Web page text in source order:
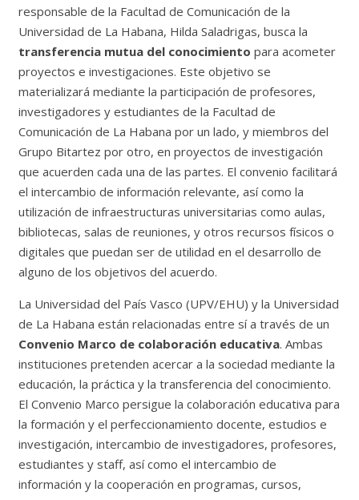
responsable de la Facultad de Comunicación de la
Universidad de La Habana, Hilda Saladrigas, busca la
transferencia mutua del conocimiento para acometer
proyectos e investigaciones. Este objetivo se
materializará mediante la participación de profesores,
investigadores y estudiantes de la Facultad de
Comunicación de La Habana por un lado, y miembros del
Grupo Bitartez por otro, en proyectos de investigación
que acuerden cada una de las partes. El convenio facilitará
el intercambio de información relevante, así como la
utilización de infraestructuras universitarias como aulas,
bibliotecas, salas de reuniones, y otros recursos físicos o
digitales que puedan ser de utilidad en el desarrollo de
alguno de los objetivos del acuerdo.
La Universidad del País Vasco (UPV/EHU) y la Universidad
de La Habana están relacionadas entre sí a través de un
Convenio Marco de colaboración educativa. Ambas
instituciones pretenden acercar a la sociedad mediante la
educación, la práctica y la transferencia del conocimiento.
El Convenio Marco persigue la colaboración educativa para
la formación y el perfeccionamiento docente, estudios e
investigación, intercambio de investigadores, profesores,
estudiantes y staff, así como el intercambio de
información y la cooperación en programas, cursos,